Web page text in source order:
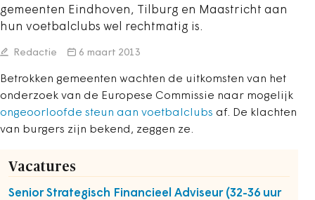
gemeenten Eindhoven, Tilburg en Maastricht aan
hun voetbalclubs wel rechtmatig is.
Redactie 6 maart 2013
Betrokken gemeenten wachten de uitkomsten van het
onderzoek van de Europese Commissie naar mogelijk
ongeoorloofde steun aan voetbalclubs af. De klachten
van burgers zijn bekend, zeggen ze.
Vacatures
Senior Strategisch Financieel Adviseur (32-36 uur